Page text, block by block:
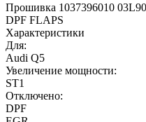
Прошивка 1037396010
DPF FLAPS
Характеристики
Для:
Audi Q5
Увеличение мощности:
ST1
Отключено:
DPF